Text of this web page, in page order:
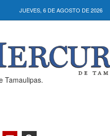
JUEVES, 6 DE AGOSTO DE 2026
Tamaulipas.